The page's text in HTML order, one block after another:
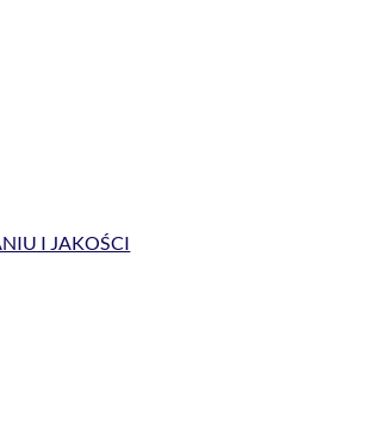
I JAKOŚCI